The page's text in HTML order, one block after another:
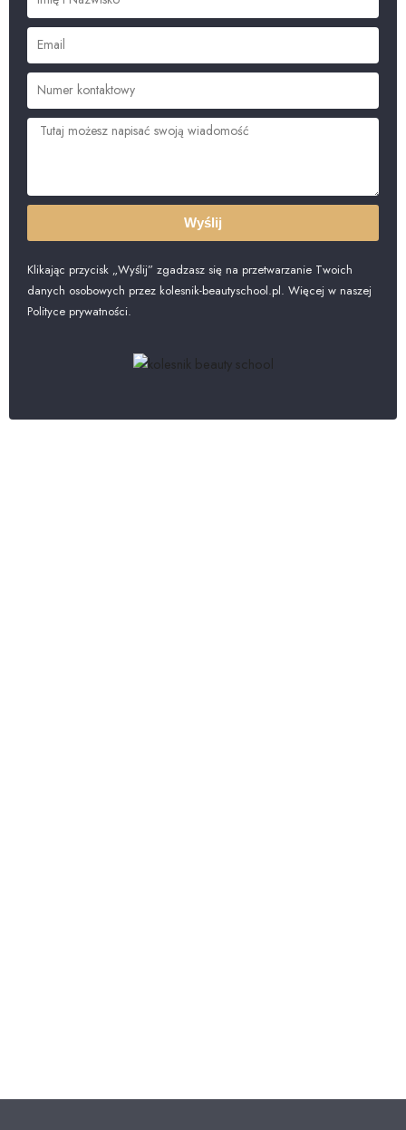
Wyślij
Klikając przycisk „Wyślij” zgadzasz się na przetwarzanie Twoich
danych osobowych przez kolesnik-beautyschool.pl. Więcej w naszej
Polityce prywatności.